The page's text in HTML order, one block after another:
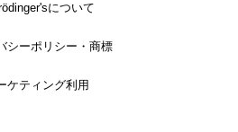
について
シーポリシー・商標
ケティング利用